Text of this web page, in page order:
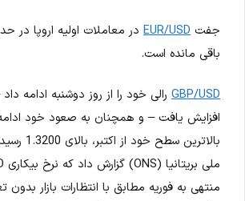
جفت EUR/USD
باقی مانده است.
GBP/USD
افزایش یافت – و همچنان به صعود خود
بالاترین